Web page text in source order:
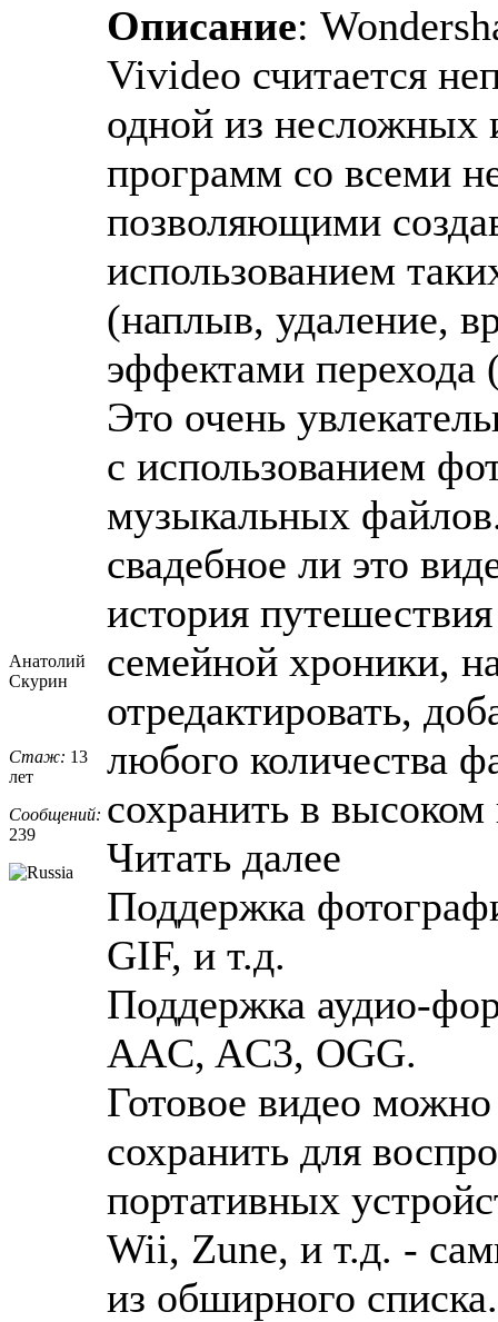
Анатолий
Скурин
Стаж: 13
лет
Сообщений:
239
Описание:
Vivideo считается
одной из несложных
программ со всеми
позволяющими
использованием
(наплыв, удаление,
эффектами перехода
Это очень
с использованием
музыкальных
свадебное ли это
история
семейной хроники,
отредактировать,
любого количества
сохранить в высоком
Читать далее
Поддержка
GIF, и т.д.
Поддержка аудио-
AAC, AC3, OGG.
Готовое видео
сохранить для
портативных
Wii, Zune, и т.д. -
из обширного списка.